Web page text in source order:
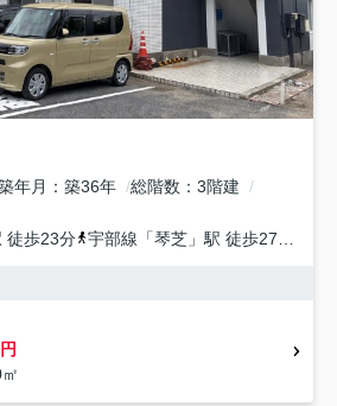
年月 築36年 総階数
3階建
徒歩23分 宇部線 「琴芝 」駅 徒歩27分